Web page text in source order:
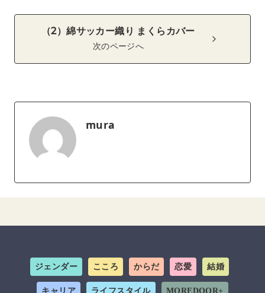
（2）綿サッカー織り まくらカバー
次のページへ
mura
ジェンダー こころ からだ 恋愛 結婚
キャリア ライフスタイル MOREDOOR+